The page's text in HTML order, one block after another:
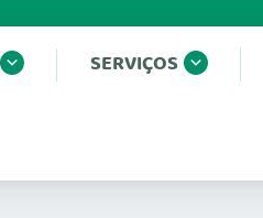
SERVIÇOS